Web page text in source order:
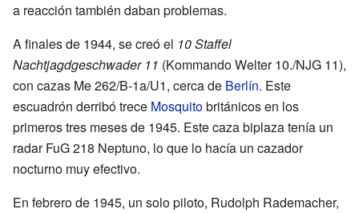
a reacción también daban problemas.
A finales de 1944, se creó el 10 Staffel
Nachtjagdgeschwader 11 (Kommando Welter 10./NJG 11),
con cazas Me 262/B-1a/U1, cerca de Berlín. Este
escuadrón derribó trece Mosquitobritánicos en los
primeros tres meses de 1945. Este caza biplaza tenía un
radar FuG 218 Neptuno, lo que lo hacía un cazador
nocturno muy efectivo.
En febrero de 1945, un solo piloto, Rudolph Rademacher,